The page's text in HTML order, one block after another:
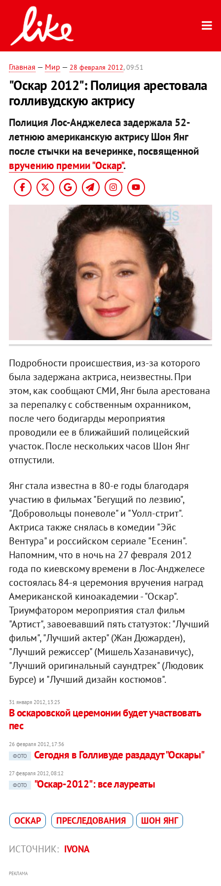
Главная — Мир — 28 февраля 2012, 09:51
"Оскар 2012": Полиция арестовала
голливудскую актрису
Полиция Лос-Анджелеса задержала 52-
летнюю американскую актрису Шон Янг
после стычки на вечеринке, посвященной
вручению премии "Оскар".
Подробности происшествия, из-за которого
была задержана актриса, неизвестны. При
этом, как сообщают СМИ, Янг была арестована
за перепалку с собственным охранником,
после чего бодигарды мероприятия
проводили ее в ближайший полицейский
участок. После нескольких часов Шон Янг
отпустили.
Янг стала известна в 80-е годы благодаря
участию в фильмах "Бегущий по лезвию",
"Добровольцы поневоле" и "Уолл-стрит".
Актриса также снялась в комедии "Эйс
Вентура" и российском сериале "Есенин".
Напомним, что в ночь на 27 февраля 2012
года по киевскому времени в Лос-Анджелесе
состоялась 84-я церемония вручения наград
Американской киноакадемии - "Оскар".
Триумфатором мероприятия стал фильм
"Артист", завоевавший пять статуэток: "Лучший
фильм", "Лучший актер" (Жан Дюжарден),
"Лучший режиссер" (Мишель Хазанавичус),
"Лучший оригинальный саундтрек" (Людовик
Бурсе) и "Лучший дизайн костюмов".
31 января 2012, 13:25
В оскаровской церемонии будет участвовать
пес
26 февраля 2012, 17:36
ФОТО
Сегодня в Голливуде раздадут "Оскары"
27 февраля 2012, 08:12
ФОТО
"Оскар-2012": все лауреаты
ОСКАР ПРЕСЛЕДОВАНИЯ ШОН ЯНГ
ИСТОЧНИК: IVONA
РЕКЛАМА